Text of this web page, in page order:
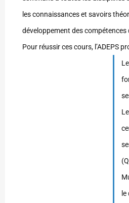
les connaissances et savoirs
développement des
Pour réussir ces cours, l’ADEPS
le